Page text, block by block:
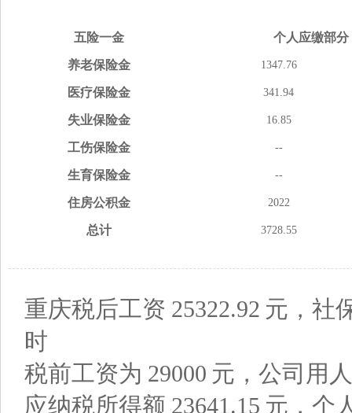
五险一金 个人应缴部分
养老保险金 1347.76
医疗保险金 341.94
失业保险金 16.85
工伤保险金 --
生育保险金 --
住房公积金 2022
总计 3728.55
重庆税后工资 25322.92 元，社
时
税前工资为 29000 元，公司用
应纳税所得额 23641.15 元，个